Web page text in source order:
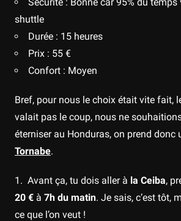
shuttle
Durée : 15 heures
Prix : 55 €
Confort : Moyen
Bref, pour nous le choix était vite fait,
valait pas le coup, nous ne
éterniser au Honduras, on prend donc
Tornabe.
1. Avant ça, tu dois aller à la Ceiba,
20 € à 7h du matin. Je sais, c’est tôt,
ce que l’on veut !